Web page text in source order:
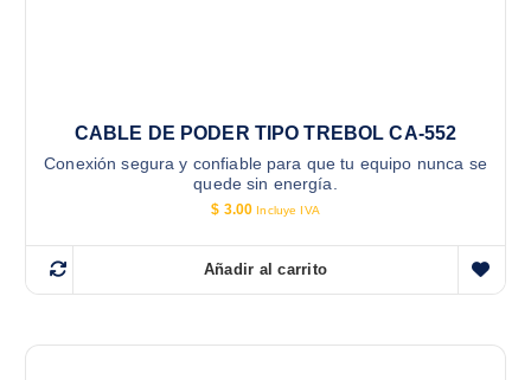
CABLE DE PODER TIPO TREBOL CA-552
Conexión segura y confiable para que tu equipo nunca se
quede sin energía.
$ 3.00 Incluye IVA
Añadir al carrito